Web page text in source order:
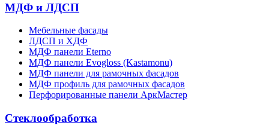
МДФ и ЛДСП
Мебельные фасады
ЛДСП и ХДФ
МДФ панели Eterno
МДФ панели Evogloss (Kastamonu)
МДФ панели для рамочных фасадов
МДФ профиль для рамочных фасадов
Перфорированные панели АркМастер
Стеклообработка